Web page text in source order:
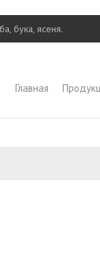
бука, ясеня.
Главная